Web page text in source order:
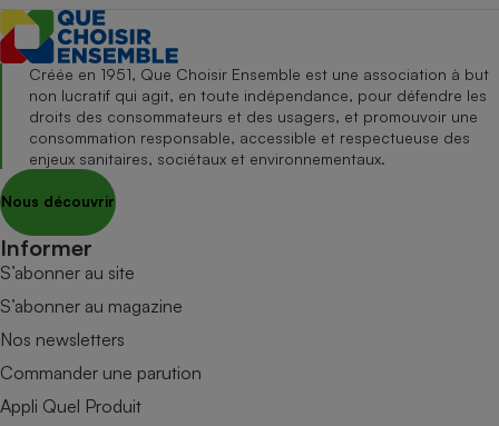
Créée en 1951, Que Choisir Ensemble est une association à but
non lucratif qui agit, en toute indépendance, pour défendre les
droits des consommateurs et des usagers, et promouvoir une
consommation responsable, accessible et respectueuse des
enjeux sanitaires, sociétaux et environnementaux.
Nous découvrir
Informer
S’abonner au site
S’abonner au magazine
Nos newsletters
Commander une parution
Appli Quel Produit